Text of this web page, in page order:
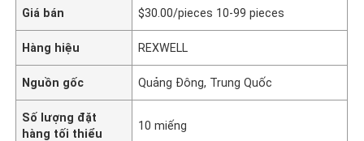
Giá bán $30.00/pieces 10-99 pieces
Hàng hiệu REXWELL
Nguồn gốc Quảng Đông, Trung Quốc
Số lượng đặt
hàng tối thiểu
10 miếng